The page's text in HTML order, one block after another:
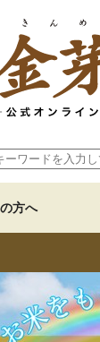
方へ